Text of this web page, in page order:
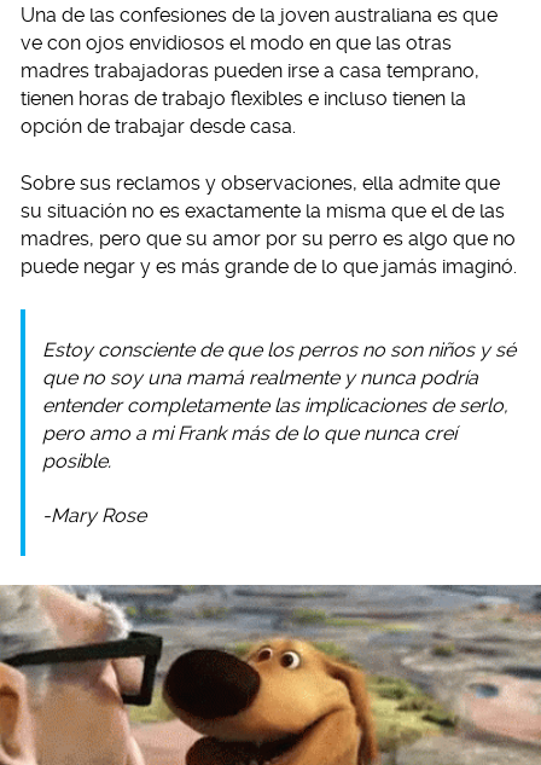
Una de las confesiones de la joven australiana es que
ve con ojos envidiosos el modo en que las otras
madres trabajadoras pueden irse a casa temprano,
tienen horas de trabajo flexibles e incluso tienen la
opción de trabajar desde casa.
Sobre sus reclamos y observaciones, ella admite que
su situación no es exactamente la misma que el de las
madres, pero que su amor por su perro es algo que no
puede negar y es más grande de lo que jamás imaginó.
Estoy consciente de que los perros no son niños y sé
que no soy una mamá realmente y nunca podría
entender completamente las implicaciones de serlo,
pero amo a mi Frank más de lo que nunca creí
posible.
-Mary Rose